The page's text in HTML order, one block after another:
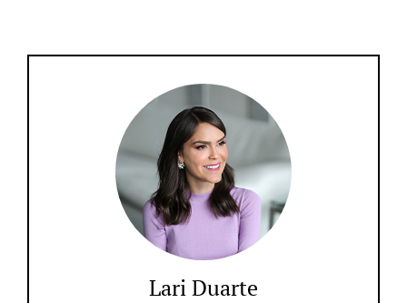
Lari Duarte